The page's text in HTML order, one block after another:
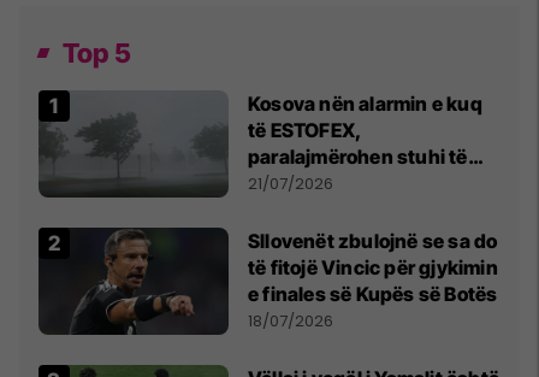
Top 5
Kosova nën alarmin e kuq
të ESTOFEX,
paralajmërohen stuhi të
fuqishme me breshër dhe
21/07/2026
Sllovenët zbulojnë se sa do
të fitojë Vincic për gjykimin
e finales së Kupës së Botës
18/07/2026